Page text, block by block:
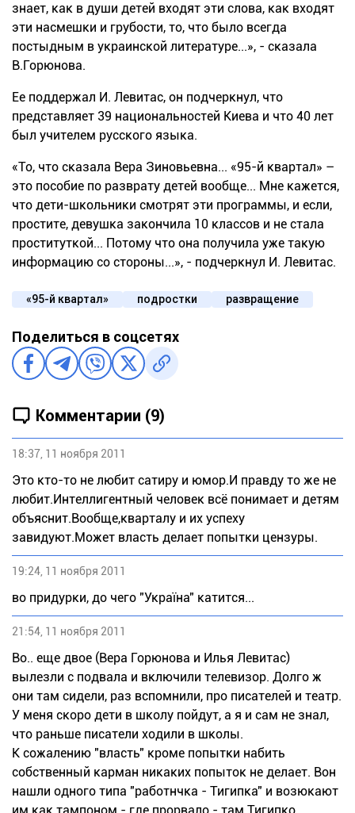
знает, как в души детей входят эти слова, как входят
эти насмешки и грубости, то, что было всегда
постыдным в украинской литературе...», - сказала
В.Горюнова.
Ее поддержал И. Левитас, он подчеркнул, что
представляет 39 национальностей Киева и что 40 лет
был учителем русского языка.
«То, что сказала Вера Зиновьевна... «95-й квартал» –
это пособие по разврату детей вообще... Мне кажется,
что дети-школьники смотрят эти программы, и если,
простите, девушка закончила 10 классов и не стала
проституткой... Потому что она получила уже такую
информацию со стороны...», - подчеркнул И. Левитас.
«95-й квартал» подростки развращение
Поделиться в соцсетях
Комментарии (9)
18:37, 11 ноября 2011
Это кто-то не любит сатиру и юмор.И правду то же не
любит.Интеллигентный человек всё понимает и детям
объяснит.Вообще,кварталу и их успеху
завидуют.Может власть делает попытки цензуры.
19:24, 11 ноября 2011
во придурки, до чего "Україна" катится...
21:54, 11 ноября 2011
Во.. еще двое (Вера Горюнова и Илья Левитас)
вылезли с подвала и включили телевизор. Долго ж
они там сидели, раз вспомнили, про писателей и театр.
У меня скоро дети в школу пойдут, а я и сам не знал,
что раньше писатели ходили в школы.
К сожалению "власть" кроме попытки набить
собственный карман никаких попыток не делает. Вон
нашли одного типа "работнчка - Тигипка" и возюкают